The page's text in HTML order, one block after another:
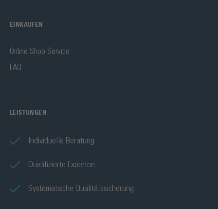
EINKAUFEN
Online Shop Service
FAQ
LEISTUNGEN
Individuelle Beratung
Qualifizierte Experten
Systematische Qualitätssicherung